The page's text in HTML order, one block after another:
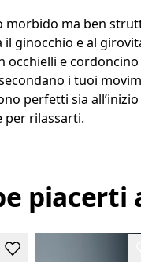
morbido ma ben
il ginocchio e al
occhielli e
i tuoi
perfetti sia
per rilassarti.
piacerti